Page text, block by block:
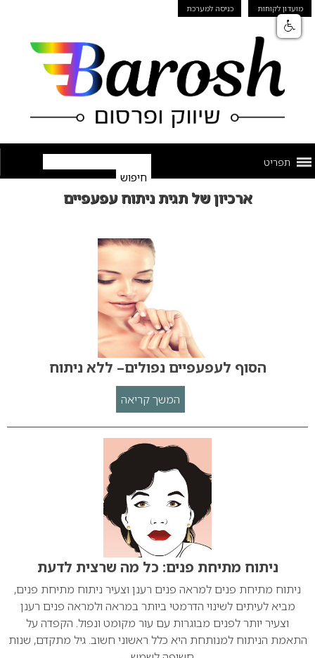
מועדון לקוחות כניסה למערכת
תפריט
ארכיון של תגית ניתוח עפעפיים
הסוף לעפעפיים נפולים– ללא ניתוח
המשך קריאה
ניתוח מתיחת פנים: כל מה שרצית לדעת
ניתוח מתיחת פנים למראה פנים רענן וצעיר ניתוח מתיחת פנים,
מביא לעיתים לשינוי הדרמטי ביותר במראה ולמראה פנים רענן
וצעיר יותר לפנים מבוגרות עם עור מקומט ונפול. הקפדה על
התאמת הניתוח למנותחת היא כלל ראשוני חשוב. גיל מתקדם, שנות